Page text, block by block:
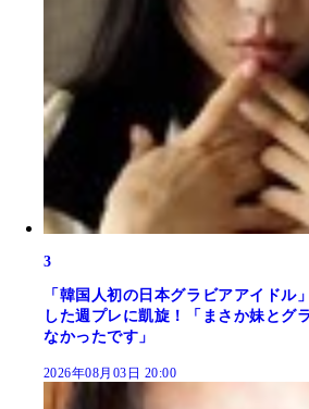
3
「韓国人初の日本グラビアアイドル
した週プレに凱旋！「まさか妹とグ
なかったです」
2026年08月03日 20:00